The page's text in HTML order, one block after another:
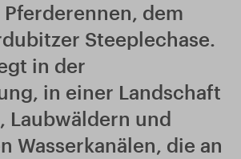
dem
Steeplechase.
in der
in einer Landschaft
Laubwäldern und
Wasserkanälen, die an